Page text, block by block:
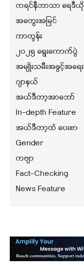
ကရင်နီဘာသာ ရေဒီယို
အတွေးအမြင်
ကာတွန်း
၂၀၂၅ ရွေးကောက်ပွဲ
အမျိုးသမီးအခွင့်အရေး
ဂျာနယ်
အယ်ဒီတာ့အာဘော်
In-depth Feature
အယ်ဒီတာ့ထံ ပေးစာ
Gender
ကဗျာ
Fact-Checking
News Feature